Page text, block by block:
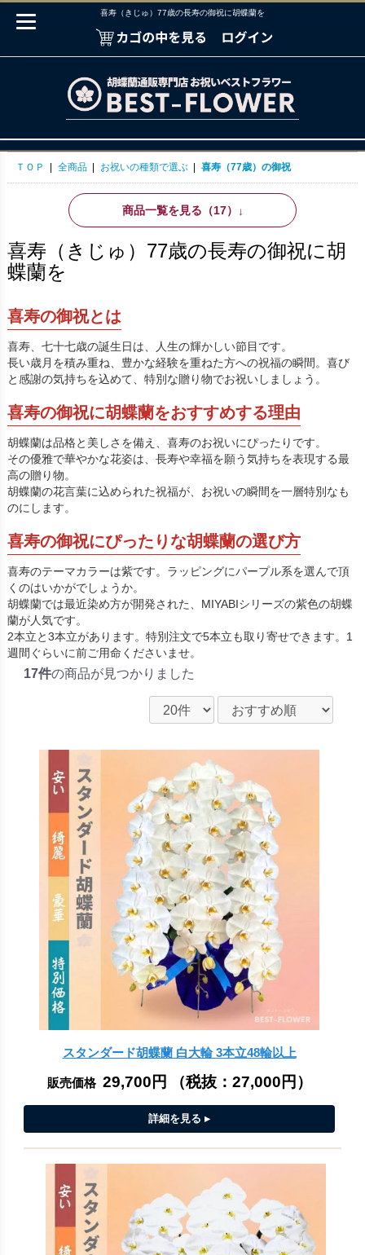
喜寿（きじゅ）77歳の長寿の御祝に胡蝶蘭を
ＴＯＰ 全商品 お祝いの種類で選ぶ 喜寿（77歳）の御祝
商品一覧を見る（17） ↓
喜寿（きじゅ）77歳の長寿の御祝に胡
蝶蘭を
喜寿の御祝とは
喜寿、七十七歳の誕生日は、人生の輝かしい節目です。
長い歳月を積み重ね、豊かな経験を重ねた方への祝福の瞬間。喜び
と感謝の気持ちを込めて、特別な贈り物でお祝いしましょう。
喜寿の御祝に胡蝶蘭をおすすめする理由
胡蝶蘭は品格と美しさを備え、喜寿のお祝いにぴったりです。
その優雅で華やかな花姿は、長寿や幸福を願う気持ちを表現する最
高の贈り物。
胡蝶蘭の花言葉に込められた祝福が、お祝いの瞬間を一層特別なも
のにします。
喜寿の御祝にぴったりな胡蝶蘭の選び方
喜寿のテーマカラーは紫です。ラッピングにパープル系を選んで頂
くのはいかがでしょうか。
胡蝶蘭では最近染め方が開発された、MIYABIシリーズの紫色の胡蝶
蘭が人気です。
2本立と3本立があります。特別注文で5本立も取り寄せできます。1
週間ぐらいに前ご用命くださいませ。
17件の商品が見つかりました
スタンダード胡蝶蘭 白大輪 3本立48輪以上
販売価格 29,700円 （税抜： 27,000円 ）